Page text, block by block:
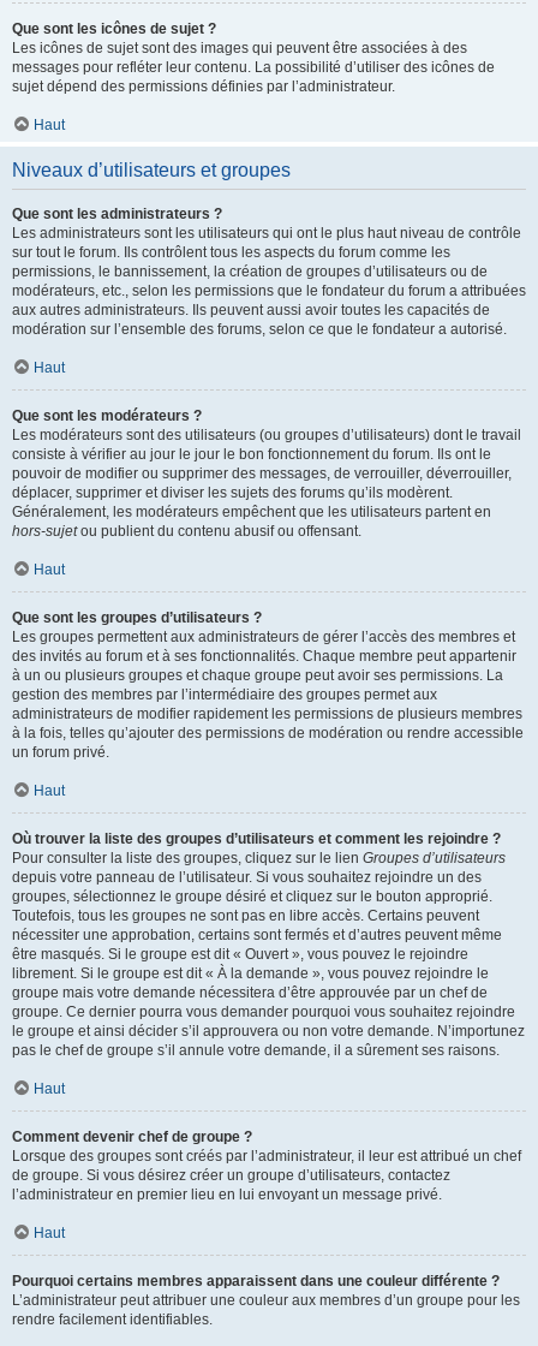
Que sont les icônes de sujet ?
Les icônes de sujet sont des images qui peuvent être associées à des
messages pour refléter leur contenu. La possibilité d’utiliser des icônes de
sujet dépend des permissions définies par l’administrateur.
Haut
Niveaux d’utilisateurs et groupes
Que sont les administrateurs ?
Les administrateurs sont les utilisateurs qui ont le plus haut niveau de contrôle
sur tout le forum. Ils contrôlent tous les aspects du forum comme les
permissions, le bannissement, la création de groupes d’utilisateurs ou de
modérateurs, etc., selon les permissions que le fondateur du forum a attribuées
aux autres administrateurs. Ils peuvent aussi avoir toutes les capacités de
modération sur l’ensemble des forums, selon ce que le fondateur a autorisé.
Haut
Que sont les modérateurs ?
Les modérateurs sont des utilisateurs (ou groupes d’utilisateurs) dont le travail
consiste à vérifier au jour le jour le bon fonctionnement du forum. Ils ont le
pouvoir de modifier ou supprimer des messages, de verrouiller, déverrouiller,
déplacer, supprimer et diviser les sujets des forums qu’ils modèrent.
Généralement, les modérateurs empêchent que les utilisateurs partent en
hors-sujetou publient du contenu abusif ou offensant.
Haut
Que sont les groupes d’utilisateurs ?
Les groupes permettent aux administrateurs de gérer l’accès des membres et
des invités au forum et à ses fonctionnalités. Chaque membre peut appartenir
à un ou plusieurs groupes et chaque groupe peut avoir ses permissions. La
gestion des membres par l’intermédiaire des groupes permet aux
administrateurs de modifier rapidement les permissions de plusieurs membres
à la fois, telles qu’ajouter des permissions de modération ou rendre accessible
un forum privé.
Haut
Où trouver la liste des groupes d’utilisateurs et comment les rejoindre ?
Pour consulter la liste des groupes, cliquez sur le lien Groupes d’utilisateurs
depuis votre panneau de l’utilisateur. Si vous souhaitez rejoindre un des
groupes, sélectionnez le groupe désiré et cliquez sur le bouton approprié.
Toutefois, tous les groupes ne sont pas en libre accès. Certains peuvent
nécessiter une approbation, certains sont fermés et d’autres peuvent même
être masqués. Si le groupe est dit « Ouvert », vous pouvez le rejoindre
librement. Si le groupe est dit « À la demande », vous pouvez rejoindre le
groupe mais votre demande nécessitera d’être approuvée par un chef de
groupe. Ce dernier pourra vous demander pourquoi vous souhaitez rejoindre
le groupe et ainsi décider s’il approuvera ou non votre demande. N’importunez
pas le chef de groupe s’il annule votre demande, il a sûrement ses raisons.
Haut
Comment devenir chef de groupe ?
Lorsque des groupes sont créés par l’administrateur, il leur est attribué un chef
de groupe. Si vous désirez créer un groupe d’utilisateurs, contactez
l’administrateur en premier lieu en lui envoyant un message privé.
Haut
Pourquoi certains membres apparaissent dans une couleur différente ?
L’administrateur peut attribuer une couleur aux membres d’un groupe pour les
rendre facilement identifiables.